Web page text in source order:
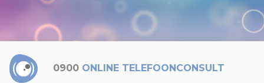
0900 ONLINE TELEFOONCONSULT